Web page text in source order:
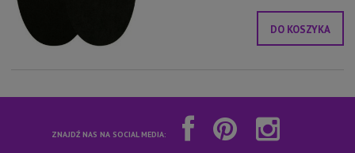
DO KOSZYKA
ZNAJDŹ NAS NA SOCIAL MEDIA: